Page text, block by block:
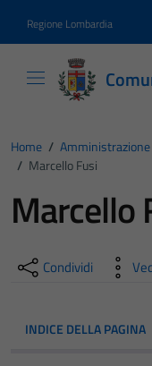
Regione Lombardia
Home / Amministrazione
/ Marcello Fusi
Marcello
Condividi
INDICE DELLA PAGINA